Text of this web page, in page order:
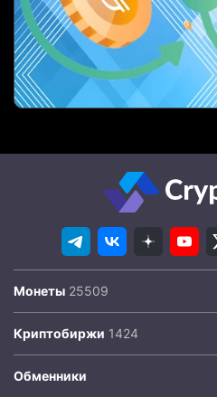
Монеты
Криптобиржи
Обменники